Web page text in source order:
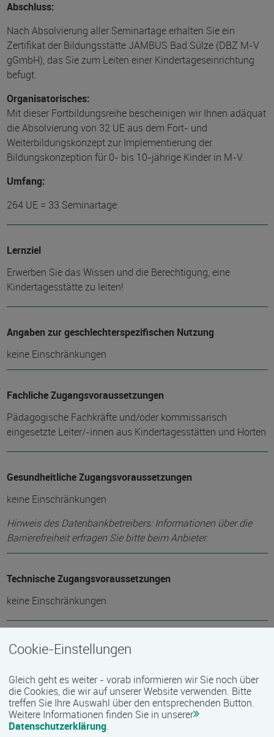
Abschluss:
Nach Absolvierung aller Seminartage erhalten Sie ein
Zertifikat der Bildungsstätte JAMBUS Bad Sülze (DBZ M-V
gGmbH), das Sie zum Leiten einer Kindertageseinrichtung
befugt.
Organisatorisches:
Mit dieser Fortbildungsreihe bescheinigen wir Ihnen adäquat
die Absolvierung von 32 UE aus dem Fort- und
Weiterbildungskonzept zur Implementierung der
Bildungskonzeption für 0- bis 10-jährige Kinder in M-V.
Umfang:
264 UE = 33 Seminartage
Lernziel
Erwerben Sie das Wissen und die Berechtigung, eine
Kindertagesstätte zu leiten!
Angaben zur geschlechterspezifischen Nutzung
keine Einschränkungen
Fachliche Zugangsvoraussetzungen
Pädagogische Fachkräfte und/oder kommissarisch
eingesetzte Leiter/-innen aus Kindertagesstätten und Horten
Gesundheitliche Zugangsvoraussetzungen
keine Einschränkungen
Hinweis des Datenbankbetreibers: Informationen über die
Barrierefreiheit erfragen Sie bitte beim Anbieter.
Technische Zugangsvoraussetzungen
keine Einschränkungen
Zeitmuster
Lehr- und Lernform
Präsenzveranstaltung
Cookie-Einstellungen
Gleich geht es weiter - vorab informieren wir Sie noch über
die Cookies, die wir auf unserer Website verwenden. Bitte
treffen Sie Ihre Auswahl über den entsprechenden Button.
Weitere Informationen finden Sie in unserer
Datenschutzerklärung.